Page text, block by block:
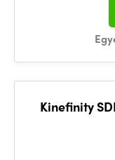
Kinefinity